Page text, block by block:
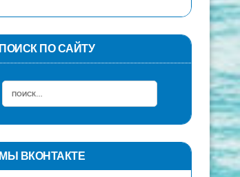
ПОИСК ПО САЙТУ
МЫ ВКОНТАКТЕ